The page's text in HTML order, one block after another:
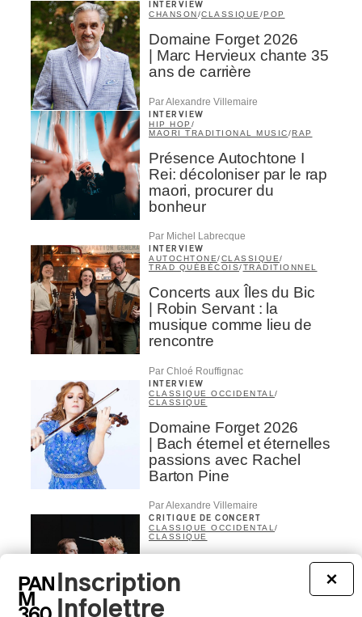
INTERVIEW
CHANSON/CLASSIQUE/POP
Domaine Forget 2026
| Marc Hervieux chante 35
ans de carrière
Par Alexandre Villemaire
INTERVIEW
HIP HOP /
MAORI TRADITIONAL MUSIC/RAP
Présence Autochtone I
Rei: décoloniser par le rap
maori, procurer du
bonheur
Par Michel Labrecque
INTERVIEW
AUTOCHTONE/CLASSIQUE/
TRAD QUÉBÉCOIS/TRADITIONNEL
Concerts aux Îles du Bic
| Robin Servant : la
musique comme lieu de
rencontre
Par Chloé Rouffignac
INTERVIEW
CLASSIQUE OCCIDENTAL /
CLASSIQUE
Domaine Forget 2026
| Bach éternel et éternelles
passions avec Rachel
Barton Pine
Par Alexandre Villemaire
CRITIQUE DE CONCERT
CLASSIQUE OCCIDENTAL /
CLASSIQUE
| Macbeth, une tragédie
portée par des voix
d’exceptions
×
Inscription
Infolettre